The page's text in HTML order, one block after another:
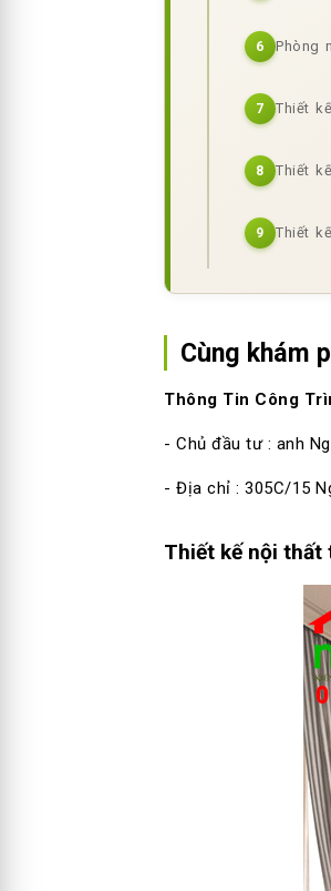
6 Phòng
7 Thiết
8 Thiết
9 Thiết
Cùng khám
Thông Tin Công
- Chủ đầu tư : anh
- Địa chỉ : 305C/15
Thiết kế nội